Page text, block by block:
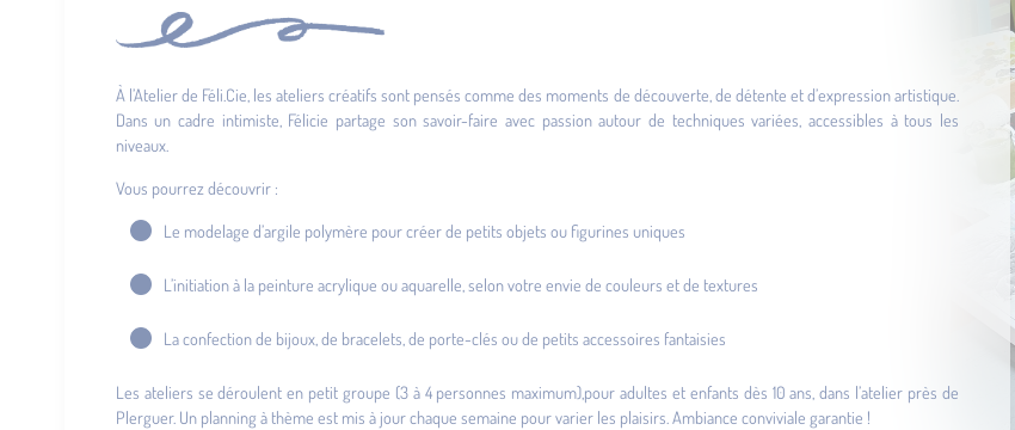
À l’Atelier de Féli.Cie, les ateliers créatifs sont pensés comme des moments de découverte, de détente et d’expression artistique.
Dans un cadre intimiste, Félicie partage son savoir-faire avec passion autour de techniques variées, accessibles à tous les
niveaux.
Vous pourrez découvrir :
Le modelage d’argile polymère pour créer de petits objets ou figurines uniques
L’initiation à la peinture acrylique ou aquarelle, selon votre envie de couleurs et de textures
La confection de bijoux, de bracelets, de porte-clés ou de petits accessoires fantaisies
Les ateliers se déroulent en petit groupe (3 à 4 personnes maximum),pour adultes et enfants dès 10 ans, dans l’atelier près de
Plerguer. Un planning à thème est mis à jour chaque semaine pour varier les plaisirs. Ambiance conviviale garantie !